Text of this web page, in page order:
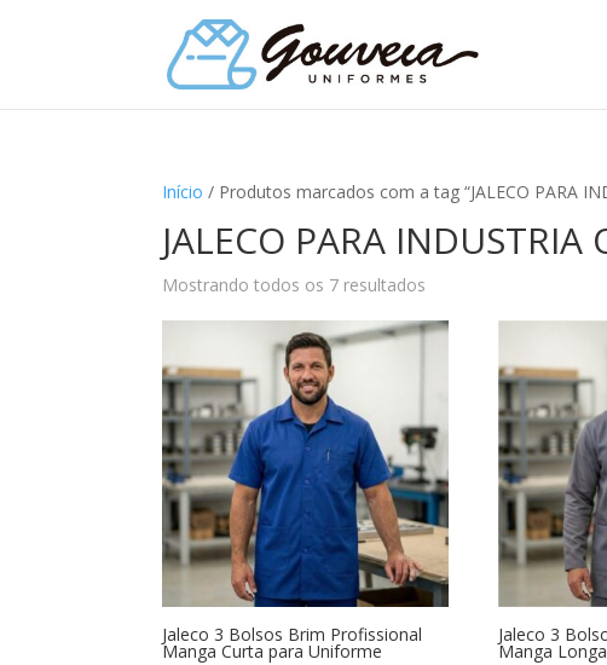
Início / Produtos marcados com a tag “JALECO PARA
JALECO PARA INDUSTRIA
Mostrando todos os 7 resultados
Jaleco 3 Bolsos Brim Profissional
Manga Curta para Uniforme
Jaleco 3
Manga